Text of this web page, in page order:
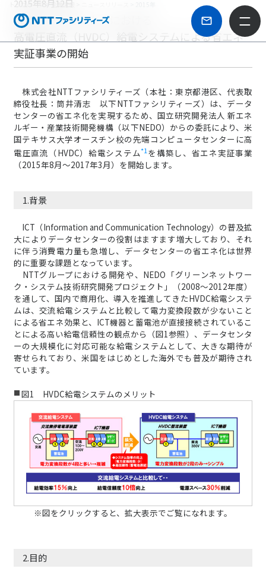
トップページ >企業情報
2015年8月12日
米国データセンターにおける
高電圧直流（HVDC）給電システムによる省エネ
実証事業の開始
株式会社NTTファシリティーズ（本社：東京都港区、代表取
締役社長：筒井清志 以下NTTファシリティーズ）は、データ
センターの省エネ化を実現するため、国立研究開発法人 新エネ
ルギー・産業技術開発機構（以下NEDO）からの委託により、米
国テキサス大学オースチン校の先端コンピュータセンターに高
電圧直流（HVDC）給電システム*1 を構築し、省エネ実証事業
（2015年8月～2017年3月）を開始します。
1.背景
ICT（Information and Communication Technology）の普及拡
大によりデータセンターの役割はますます増大しており、それ
に伴う消費電力量も急増し、データセンターの省エネ化は世界
的に重要な課題となっています。
NTTグループにおける開発や、NEDO「グリーンネットワー
ク・システム技術研究開発プロジェクト」（2008～2012年度）
を通して、国内で商用化、導入を推進してきたHVDC給電システ
ムは、交流給電システムと比較して電力変換段数が少ないこと
による省エネ効果と、ICT機器と蓄電池が直接接続されているこ
とによる高い給電信頼性の観点から（図1参照）、データセンタ
ーの大規模化に対応可能な給電システムとして、大きな期待が
寄せられており、米国をはじめとした海外でも普及が期待され
ています。
図1 HVDC給電システムのメリット
※図をクリックすると、拡大表示でご覧になれます。
2.目的